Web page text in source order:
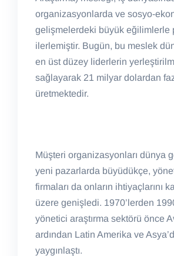
organizasyonlarda ve sosyo-
gelişmelerdeki büyük eğilimlerle
ilerlemiştir. Bugün, bu meslek
en üst düzey liderlerin
sağlayarak 21 milyar dolardan
üretmektedir.
Müşteri organizasyonları dünya
yeni pazarlarda büyüdükçe,
firmaları da onların ihtiyaçlarını
üzere genişledi. 1970’lerden
yönetici araştırma sektörü önce
ardından Latin Amerika ve
yaygınlaştı.